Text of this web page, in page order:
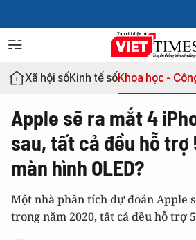
Xã hội sốKinh tế sốKhoa học -
Apple sẽ ra mắt 4
sau, tất cả đều hỗ trợ
màn hình OLED?
Một nhà phân tích dự đoán Apple
trong năm 2020, tất cả đều hỗ trợ